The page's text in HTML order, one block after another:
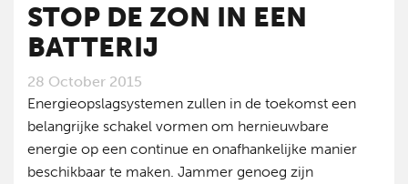
STOP DE ZON IN EEN
BATTERIJ
28 October 2015
Energieopslagsystemen zullen in de toekomst een
belangrijke schakel vormen om hernieuwbare
energie op een continue en onafhankelijke manier
beschikbaar te maken. Jammer genoeg zijn